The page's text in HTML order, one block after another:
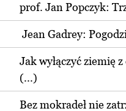
prof. Jan Popczyk:
Jean Gadrey:
Jak wyłączyć ziemię
(...)
Bez mokradeł nie